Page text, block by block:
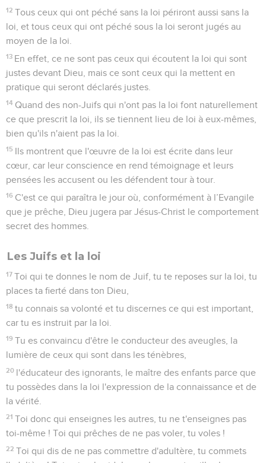
12 Tous ceux qui ont péché sans la loi périront aussi sans la
loi, et tous ceux qui ont péché sous la loi seront jugés au
moyen de la loi.
13 En effet, ce ne sont pas ceux qui écoutent la loi qui sont
justes devant Dieu, mais ce sont ceux qui la mettent en
pratique qui seront déclarés justes.
14 Quand des non-Juifs qui n'ont pas la loi font naturellement
ce que prescrit la loi, ils se tiennent lieu de loi à eux-mêmes,
bien qu'ils n'aient pas la loi.
15 Ils montrent que l'œuvre de la loi est écrite dans leur
cœur, car leur conscience en rend témoignage et leurs
pensées les accusent ou les défendent tour à tour.
16 C'est ce qui paraîtra le jour où, conformément à l’Evangile
que je prêche, Dieu jugera par Jésus-Christ le comportement
secret des hommes.
Les Juifs et la loi
17 Toi qui te donnes le nom de Juif, tu te reposes sur la loi, tu
places ta fierté dans ton Dieu,
18 tu connais sa volonté et tu discernes ce qui est important,
car tu es instruit par la loi.
19 Tu es convaincu d'être le conducteur des aveugles, la
lumière de ceux qui sont dans les ténèbres,
20 l'éducateur des ignorants, le maître des enfants parce que
tu possèdes dans la loi l'expression de la connaissance et de
la vérité.
21 Toi donc qui enseignes les autres, tu ne t'enseignes pas
toi-même ! Toi qui prêches de ne pas voler, tu voles !
22 Toi qui dis de ne pas commettre d'adultère, tu commets